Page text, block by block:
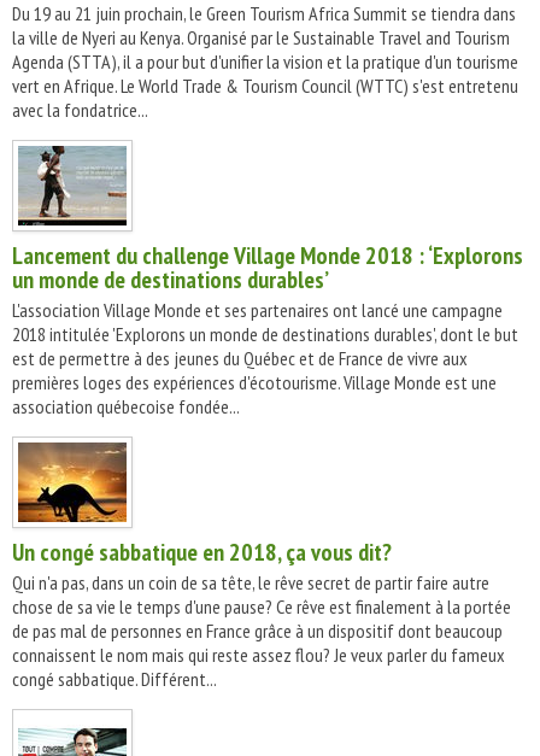
Du 19 au 21 juin prochain, le Green Tourism Africa Summit se tiendra dans
la ville de Nyeri au Kenya. Organisé par le Sustainable Travel and Tourism
Agenda (STTA), il a pour but d'unifier la vision et la pratique d'un tourisme
vert en Afrique. Le World Trade & Tourism Council (WTTC) s'est entretenu
avec la fondatrice...
Lancement du challenge Village Monde 2018 : ‘Explorons
un monde de destinations durables’
L'association Village Monde et ses partenaires ont lancé une campagne
2018 intitulée 'Explorons un monde de destinations durables', dont le but
est de permettre à des jeunes du Québec et de France de vivre aux
premières loges des expériences d'écotourisme. Village Monde est une
association québecoise fondée...
Un congé sabbatique en 2018, ça vous dit?
Qui n'a pas, dans un coin de sa tête, le rêve secret de partir faire autre
chose de sa vie le temps d'une pause? Ce rêve est finalement à la portée
de pas mal de personnes en France grâce à un dispositif dont beaucoup
connaissent le nom mais qui reste assez flou? Je veux parler du fameux
congé sabbatique. Différent...